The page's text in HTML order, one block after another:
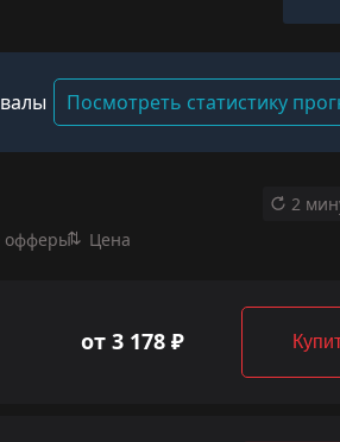
Посмотреть статистику
2
офферы Цена
от 3 178 ₽